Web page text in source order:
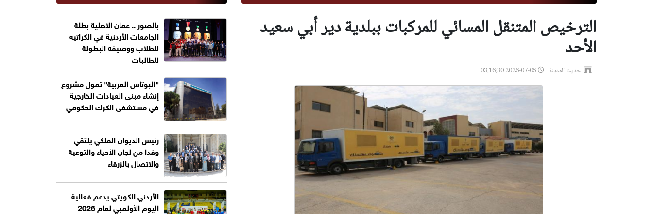
الترخيص المتنقل المسائي للمركبات ببلدية دير أبي سعيد
الأحد
حديث المدينة 2026-07-05 03:16:30
بالصور .. عمان الاهلية بطلة
الجامعات الأردنية في الكراتيه
للطلاب ووصيفه البطولة
للطالبات
"البوتاس العربية" تمول مشروع
إنشاء مبنى العيادات الخارجية
في مستشفى الكرك الحكومي
رئيس الديوان الملكي يلتقي
وفدا من لجان الأحياء والتوعية
والاتصال بالزرقاء
الأردني الكويتي يدعم فعالية
اليوم الأولمبي لعام 2026